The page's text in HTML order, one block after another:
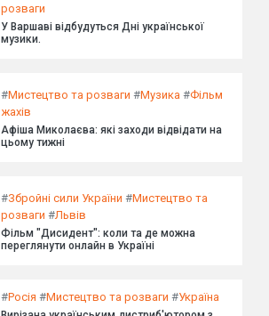
розваги
У Варшаві відбудуться Дні української
музики.
#Мистецтво та розваги #Музика #Фільм
жахів
Афіша Миколаєва: які заходи відвідати на
цьому тижні
#Збройні сили України #Мистецтво та
розваги #Львів
Фільм "Дисидент": коли та де можна
переглянути онлайн в Україні
#Росія #Мистецтво та розваги #Україна